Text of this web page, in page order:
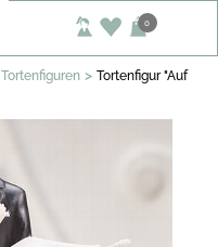
0
Tortenfiguren > Tortenfigur "Auf